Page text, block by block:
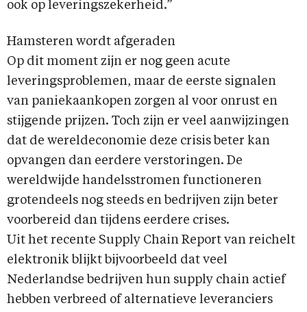
ook op leveringszekerheid.”
Hamsteren wordt afgeraden
Op dit moment zijn er nog geen acute
leveringsproblemen, maar de eerste signalen
van paniekaankopen zorgen al voor onrust en
stijgende prijzen. Toch zijn er veel aanwijzingen
dat de wereldeconomie deze crisis beter kan
opvangen dan eerdere verstoringen. De
wereldwijde handelsstromen functioneren
grotendeels nog steeds en bedrijven zijn beter
voorbereid dan tijdens eerdere crises.
Uit het recente Supply Chain Report van reichelt
elektronik blijkt bijvoorbeeld dat veel
Nederlandse bedrijven hun supply chain actief
hebben verbreed of alternatieve leveranciers